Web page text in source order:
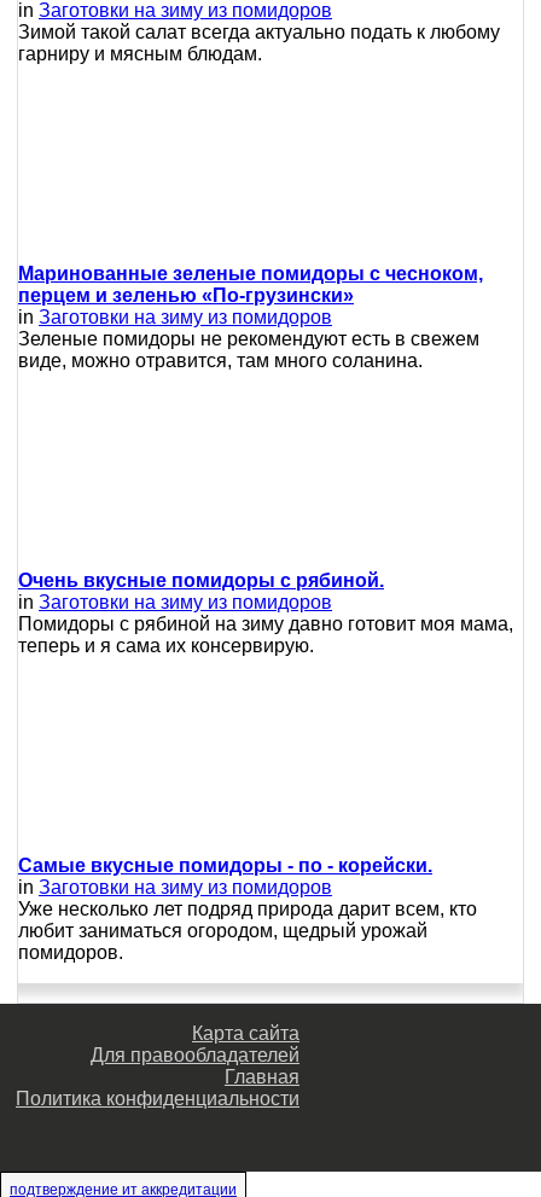
in Заготовки на зиму из помидоров
Зимой такой салат всегда актуально подать к любому
гарниру и мясным блюдам.
Маринованные зеленые помидоры с чесноком,
перцем и зеленью «По-грузински»
in Заготовки на зиму из помидоров
Зеленые помидоры не рекомендуют есть в свежем
виде, можно отравится, там много соланина.
Очень вкусные помидоры с рябиной.
in Заготовки на зиму из помидоров
Помидоры с рябиной на зиму давно готовит моя мама,
теперь и я сама их консервирую.
Самые вкусные помидоры - по - корейски.
in Заготовки на зиму из помидоров
Уже несколько лет подряд природа дарит всем, кто
любит заниматься огородом, щедрый урожай
помидоров.
Карта сайта
Для правообладателей
Главная
Политика конфиденциальности
подтверждение ит аккредитации